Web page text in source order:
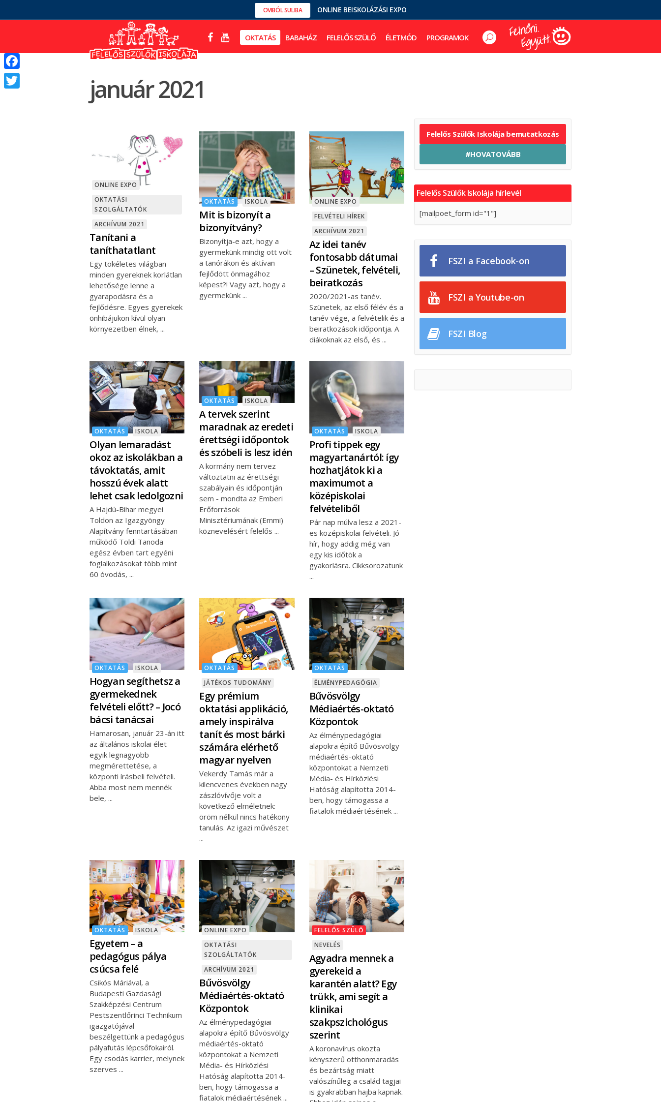
OVIBÓL SULIBA ONLINE BEISKOLÁZÁSI EXPO
OKTATÁS BABAHÁZ FELELŐS SZÜLŐ ÉLETMÓD PROGRAMOK
január 2021
ONLINE EXPO
OKTATÁSI
SZOLGÁLTATÓK
ARCHÍVUM 2021
Tanítani a
taníthatatlant
Egy tökéletes világban
minden gyereknek korlátlan
lehetősége lenne a
gyarapodásra és a
fejlődésre. Egyes gyerekek
önhibájukon kívül olyan
környezetben élnek,
OKTATÁS ISKOLA
Mit is bizonyít a
bizonyítvány?
Bizonyítja-e azt, hogy a
gyermekünk mindig ott volt
a tanórákon és aktívan
fejlődött önmagához
képest?! Vagy azt, hogy a
gyermekünk
ONLINE EXPO
FELVÉTELI HÍREK
ARCHÍVUM 2021
Az idei tanév
fontosabb dátumai
– Szünetek, felvételi,
beiratkozás
2020/2021-as tanév.
Szünetek, az első félév és a
tanév vége, a felvételik és a
beiratkozások időpontja. A
diákoknak az első, és
OKTATÁS ISKOLA
Olyan lemaradást
okoz az iskolákban a
távoktatás, amit
hosszú évek alatt
lehet csak ledolgozni
A Hajdú-Bihar megyei
Toldon az Igazgyöngy
Alapítvány fenntartásában
működő Toldi Tanoda
egész évben tart egyéni
foglalkozásokat több mint
60 óvodás,
OKTATÁS ISKOLA
A tervek szerint
maradnak az eredeti
érettségi időpontok
és szóbeli is lesz idén
A kormány nem tervez
változtatni az érettségi
szabályain és időpontján
sem - mondta az Emberi
Erőforrások
Minisztériumának (Emmi)
köznevelésért felelős
OKTATÁS ISKOLA
Profi tippek egy
magyartanártól: így
hozhatjátok ki a
maximumot a
középiskolai
felvételiből
Pár nap múlva lesz a 2021-
es középiskolai felvételi. Jó
hír, hogy addig még van
egy kis időtök a
gyakorlásra. Cikksorozatunk
OKTATÁS ISKOLA
Hogyan segíthetsz a
gyermekednek
felvételi előtt? – Jocó
bácsi tanácsai
Hamarosan, január 23-án itt
az általános iskolai élet
egyik legnagyobb
megmérettetése, a
központi írásbeli felvételi.
Abba most nem mennék
bele,
OKTATÁS
JÁTÉKOS TUDOMÁNY
Egy prémium
oktatási applikáció,
amely inspirálva
tanít és most bárki
számára elérhető
magyar nyelven
Vekerdy Tamás már a
kilencvenes években nagy
zászlóvívője volt a
következő elméletnek:
öröm nélkül nincs hatékony
tanulás. Az igazi művészet
OKTATÁS
ÉLMÉNYPEDAGÓGIA
Bűvösvölgy
Médiaértés-oktató
Központok
Az élménypedagógiai
alapokra építő Bűvösvölgy
médiaértés-oktató
központokat a Nemzeti
Média- és Hírközlési
Hatóság alapította 2014-
ben, hogy támogassa a
fiatalok médiaértésének
OKTATÁS ISKOLA
Egyetem – a
pedagógus pálya
csúcsa felé
Csikós Máriával, a
Budapesti Gazdasági
Szakképzési Centrum
Pestszentlőrinci Technikum
igazgatójával
beszélgettünk a pedagógus
pályafutás lépcsőfokairól.
Egy csodás karrier, melynek
szerves
ONLINE EXPO
OKTATÁSI
SZOLGÁLTATÓK
ARCHÍVUM 2021
Bűvösvölgy
Médiaértés-oktató
Központok
Az élménypedagógiai
alapokra építő Bűvösvölgy
médiaértés-oktató
központokat a Nemzeti
Média- és Hírközlési
Hatóság alapította 2014-
ben, hogy támogassa a
fiatalok médiaértésének
FELELŐS SZÜLŐ
NEVELÉS
Agyadra mennek a
gyerekeid a
karantén alatt? Egy
trükk, ami segít a
klinikai
szakpszichológus
szerint
A koronavírus okozta
kényszerű otthonmaradás
és bezártság miatt
valószínűleg a család tagjai
is gyakrabban hajba kapnak.
Felelős Szülők Iskolája bemutatkozás
#HOVATOVÁBB
Felelős Szülők Iskolája hírlevél
[mailpoet_form id="1"]
FSZI a Facebook-on
FSZI a Youtube-on
FSZI Blog
Facebook